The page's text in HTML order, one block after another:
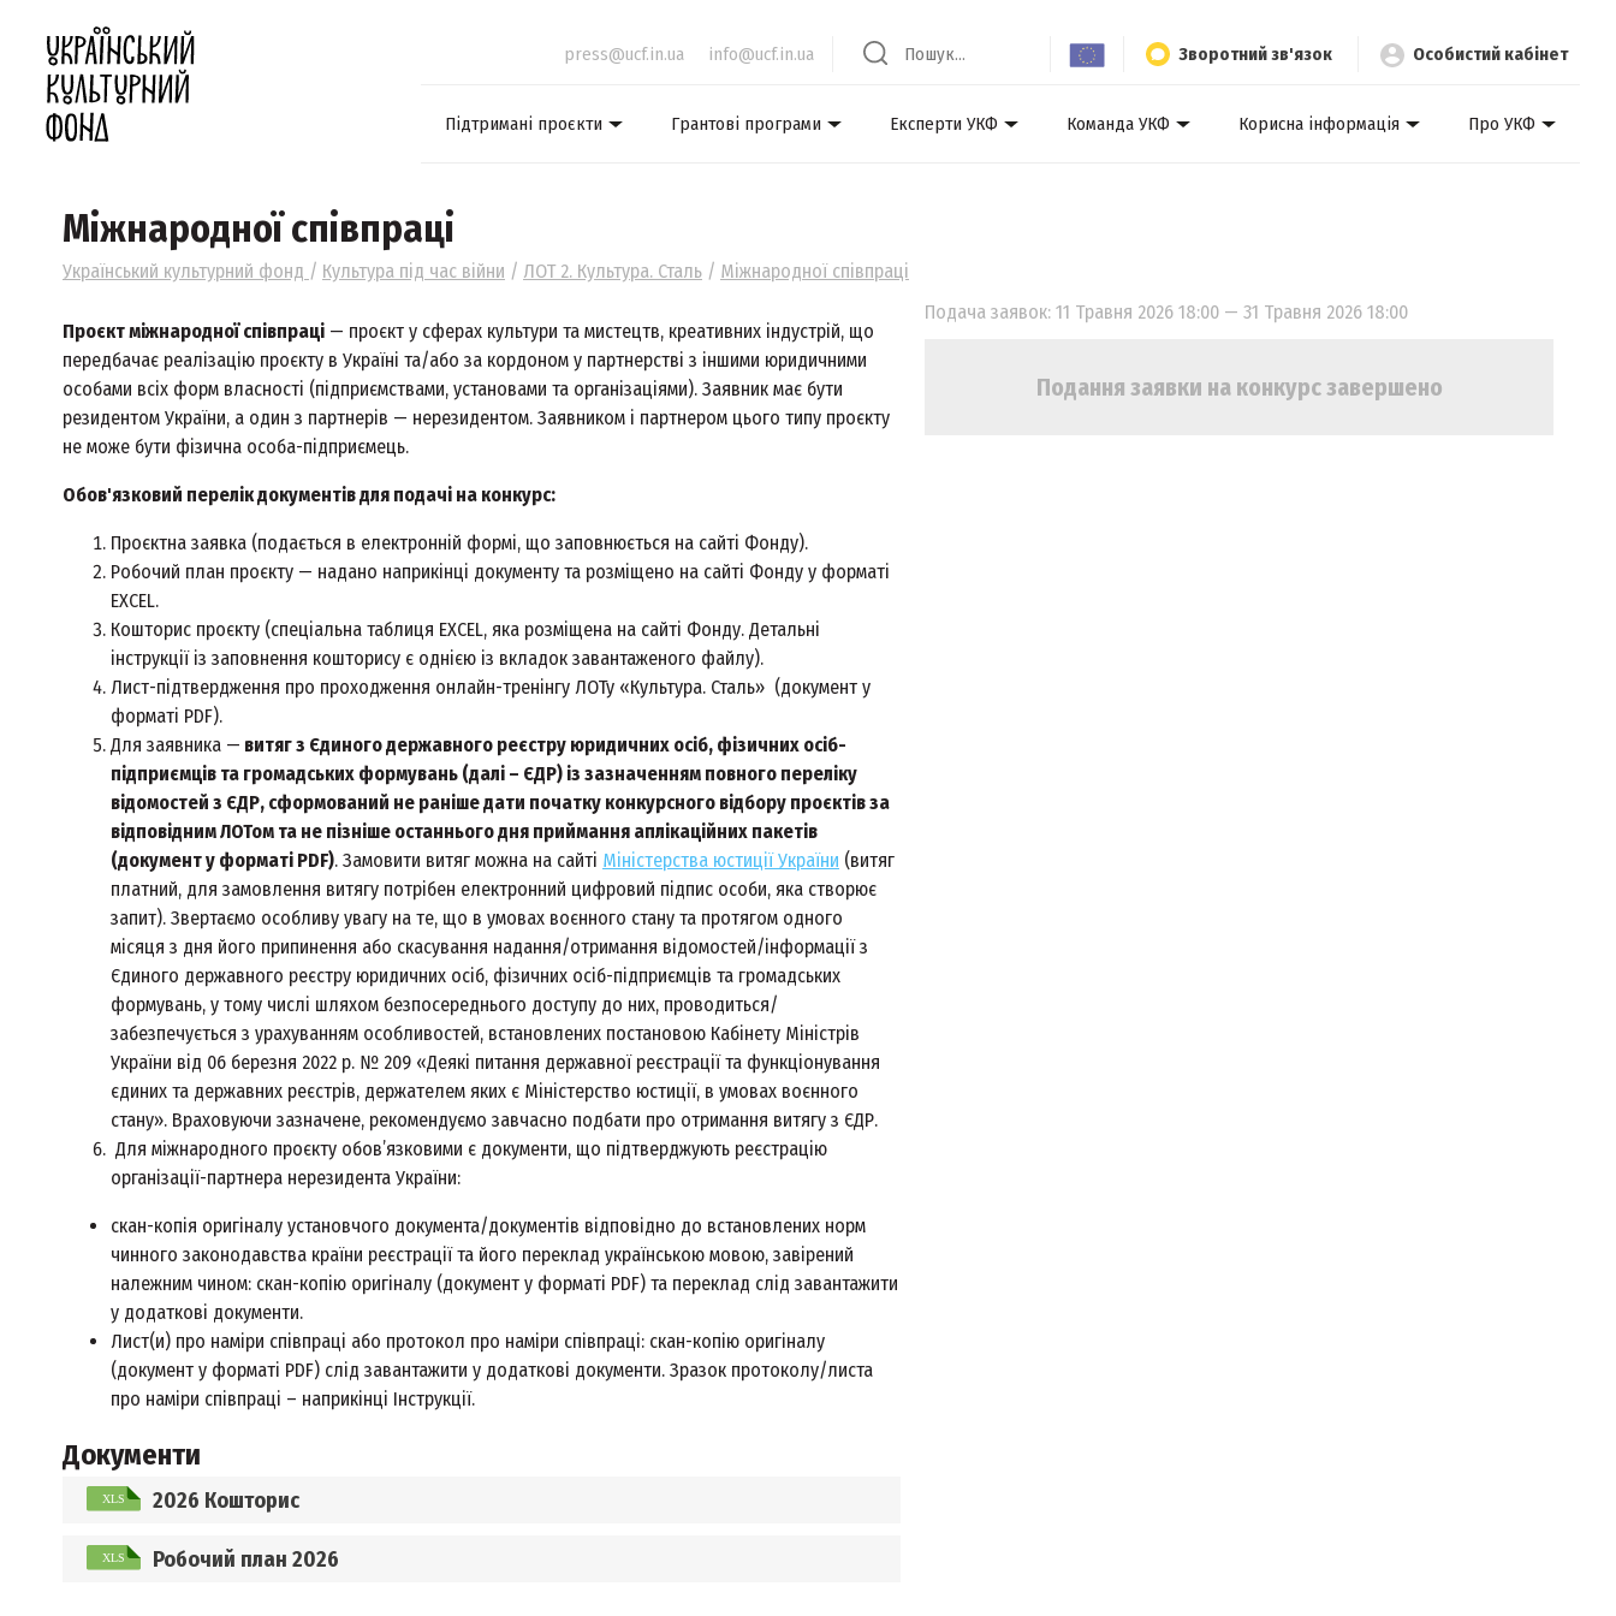
press@ucf.in.ua info@ucf.in.ua Зворотний зв'язок Особистий кабінет
Підтримані проєкти Грантові програми Експерти УКФ Команда УКФ Корисна інформація Про УКФ
Міжнародної співпраці
Український культурний фонд / Культура під час війни / ЛОТ 2. Культура. Сталь / Міжнародної співпраці
Проєкт міжнародної співпраці — проєкт у сферах культури та мистецтв, креативних індустрій, що
передбачає реалізацію проєкту в Україні та/або за кордоном у партнерстві з іншими юридичними
особами всіх форм власності (підприємствами, установами та організаціями). Заявник має бути
резидентом України, а один з партнерів — нерезидентом. Заявником і партнером цього типу проєкту
не може бути фізична особа-підприємець.
Обов'язковий перелік документів для подачі на конкурс:
Проєктна заявка (подається в електронній формі, що заповнюється на сайті Фонду).
Робочий план проєкту — надано наприкінці документу та розміщено на сайті Фонду у форматі
EXCEL.
Кошторис проєкту (спеціальна таблиця EXCEL, яка розміщена на сайті Фонду. Детальні
інструкції із заповнення кошторису є однією із вкладок завантаженого файлу).
Лист-підтвердження про проходження онлайн-тренінгу ЛОТу «Культура. Сталь» (документ у
форматі PDF).
Для заявника — витяг з Єдиного державного реєстру юридичних осіб, фізичних осіб-
підприємців та громадських формувань (далі – ЄДР) із зазначенням повного переліку
відомостей з ЄДР, сформований не раніше дати початку конкурсного відбору проєктів за
відповідним ЛОТом та не пізніше останнього дня приймання аплікаційних пакетів
(документ у форматі PDF). Замовити витяг можна на сайті Міністерства юстиції України (витяг
платний, для замовлення витягу потрібен електронний цифровий підпис особи, яка створює
запит). Звертаємо особливу увагу на те, що в умовах воєнного стану та протягом одного
місяця з дня його припинення або скасування надання/отримання відомостей/інформації з
Єдиного державного реєстру юридичних осіб, фізичних осіб-підприємців та громадських
формувань, у тому числі шляхом безпосереднього доступу до них, проводиться/
забезпечується з урахуванням особливостей, встановлених постановою Кабінету Міністрів
України від 06 березня 2022 р. № 209 «Деякі питання державної реєстрації та функціонування
єдиних та державних реєстрів, держателем яких є Міністерство юстиції, в умовах воєнного
стану». Враховуючи зазначене, рекомендуємо завчасно подбати про отримання витягу з ЄДР.
Для міжнародного проєкту обов’язковими є документи, що підтверджують реєстрацію
організації-партнера нерезидента України:
скан-копія оригіналу установчого документа/документів відповідно до встановлених норм
чинного законодавства країни реєстрації та його переклад українською мовою, завірений
належним чином: скан-копію оригіналу (документ у форматі PDF) та переклад слід завантажити
у додаткові документи.
Лист(и) про наміри співпраці або протокол про наміри співпраці: скан-копію оригіналу
(документ у форматі PDF) слід завантажити у додаткові документи. Зразок протоколу/листа
про наміри співпраці – наприкінці Інструкції.
Документи
2026 Кошторис
Робочий план 2026
Подача заявок: 11 Травня 2026 18:00 — 31 Травня 2026 18:00
Подання заявки на конкурс завершено